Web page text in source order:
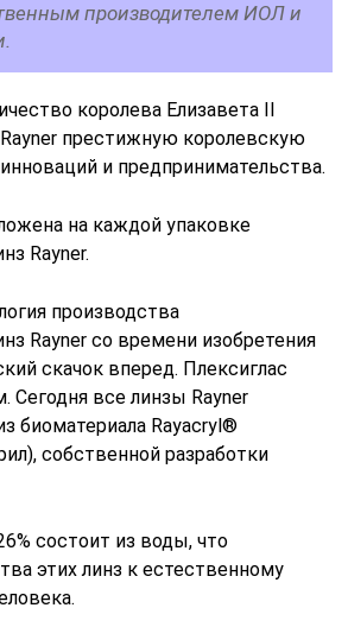
производителем ИОЛ и
королева Елизавета II
престижную королевскую
и предпринимательства.
на каждой упаковке
Rayner.
производства
Rayner со времени изобретения
скачок вперед. Плексиглас
Сегодня все линзы Rayner
биоматериала Rayacryl®
собственной разработки
состоит из воды, что
этих линз к естественному